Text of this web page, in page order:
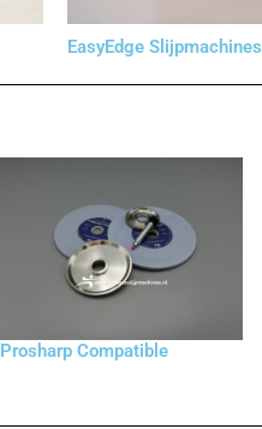
EasyEdge Slijpmachines
Prosharp Compatible